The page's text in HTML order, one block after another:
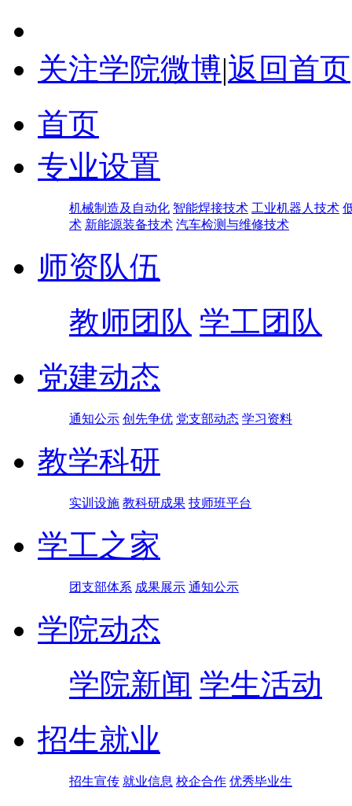
关注学院微博|返回首页
首页
专业设置
机械制造及自动化 智能焊接技术 工业机器人技术
术 新能源装备技术 汽车检测与维修技术
师资队伍
教师团队 学工团队
党建动态
通知公示 创先争优 党支部动态 学习资料
教学科研
实训设施 教科研成果 技师班平台
学工之家
团支部体系 成果展示 通知公示
学院动态
学院新闻 学生活动
招生就业
招生宣传 就业信息 校企合作 优秀毕业生